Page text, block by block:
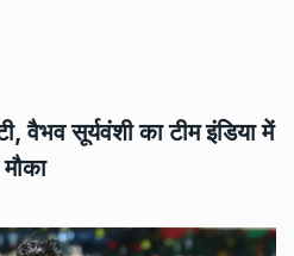
वैभव सूर्यवंशी का टीम इंडिया में